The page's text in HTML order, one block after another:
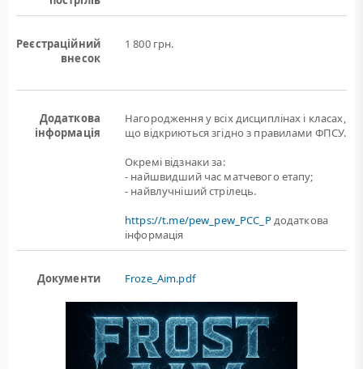
Реєстраційний
внесок
1 800 грн.
Додаткова
інформація
Нагородження у всіх дисциплінах і класах,
що відкриються згідно з правилами ФПСУ.
Окремі відзнаки за:
- найшвидший час матчевого етапу;
- найвлучніший стрілець.
https://t.me/pew_pew_PCC_Pдодаткова
інформація
Документи Froze_Aim.pdf